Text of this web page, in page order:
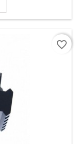
favorite_border